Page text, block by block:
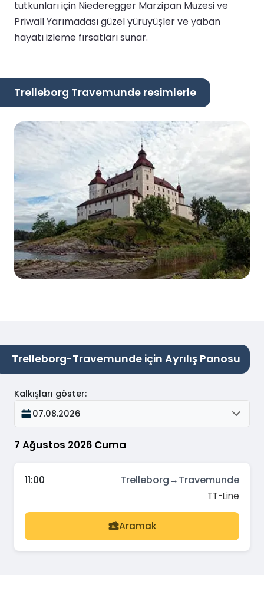
tutkunları için Niederegger Marzipan Müzesi ve
Priwall Yarımadası güzel yürüyüşler ve yaban
hayatı izleme fırsatları sunar.
Trelleborg Travemunde resimlerle
Trelleborg-Travemunde için Ayrılış Panosu
7 Ağustos 2026 Cuma
Kalkışları göster:
07.08.2026
11:00 Trelleborg→Travemunde
TT-Line
Aramak